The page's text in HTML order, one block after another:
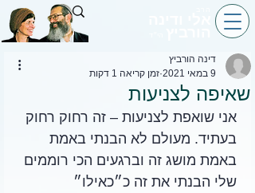
שאיפה לצניעות
דינה הורביץ
9 במאי 2021
זמן קריאה 1 דקות
אני שואפת לצניעות – זה רחוק רחוק
בעתיד. מעולם לא הבנתי באמת
באמת מושג זה וברגעים הכי רוממים
שלי הבנתי את זה כ״כאילו״